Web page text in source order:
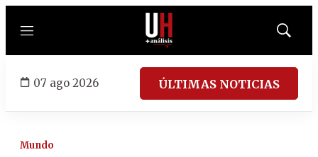
Menú
Mostrar
07 ago 2026 ÚLTIMAS NOTICIAS
Mundo